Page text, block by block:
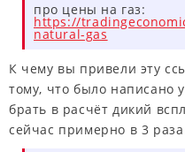
про цены на газ:
https://
natural-gas
К чему вы привели эту
тому, что было написано
брать в расчёт дикий
сейчас примерно в 3